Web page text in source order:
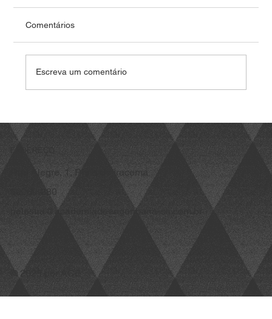
inventar isso?
Comentários
Escreva um comentário
ENDEREÇO
Rua Alegre, 1, Praia de Iracema
60060-280
palestra@academiadeengenharia-ce.com.br
© 2025 por ACE